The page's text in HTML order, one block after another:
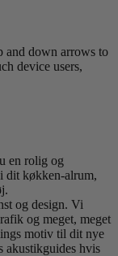
and down arrows to
device users,
en rolig og
dit køkken-alrum,
og design. Vi
og meget, meget
motiv til dit nye
akustikguides hvis